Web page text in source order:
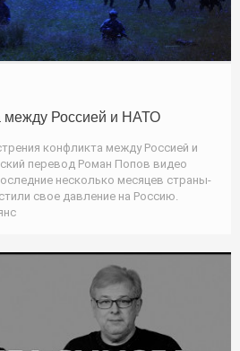
между Россией и НАТО
конфликта между Россией и
перевод Роман Попов видео
несколько месяцев страны-
свое давление на Россию.